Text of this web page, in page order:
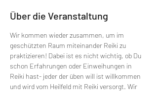
Über die Veranstaltung
Wir kommen wieder zusammen, um im
geschützten Raum miteinander Reiki zu
praktizieren! Dabei ist es nicht wichtig, ob Du
schon Erfahrungen oder Einweihungen in
Reiki hast- jeder der üben will ist willkommen
und wird vom Heilfeld mit Reiki versorgt. Wir